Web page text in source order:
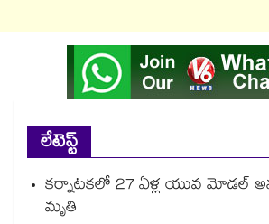
లేటెస్ట్
కర్నాటకలో 27 ఏళ్ల యువ మోడల్
మృతి